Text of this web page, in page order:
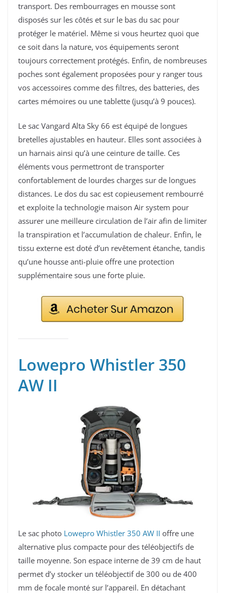
transport. Des rembourrages en mousse sont
disposés sur les côtés et sur le bas du sac pour
protéger le matériel. Même si vous heurtez quoi que
ce soit dans la nature, vos équipements seront
toujours correctement protégés. Enfin, de nombreuses
poches sont également proposées pour y ranger tous
vos accessoires comme des filtres, des batteries, des
cartes mémoires ou une tablette (jusqu’à 9 pouces).
Le sac Vangard Alta Sky 66 est équipé de longues
bretelles ajustables en hauteur. Elles sont associées à
un harnais ainsi qu’à une ceinture de taille. Ces
éléments vous permettront de transporter
confortablement de lourdes charges sur de longues
distances. Le dos du sac est copieusement rembourré
et exploite la technologie maison Air system pour
assurer une meilleure circulation de l’air afin de limiter
la transpiration et l’accumulation de chaleur. Enfin, le
tissu externe est doté d’un revêtement étanche, tandis
qu’une housse anti-pluie offre une protection
supplémentaire sous une forte pluie.
Lowepro Whistler 350
AW II
Le sac photo Lowepro Whistler 350 AW II offre une
alternative plus compacte pour des téléobjectifs de
taille moyenne. Son espace interne de 39 cm de haut
permet d’y stocker un téléobjectif de 300 ou de 400
mm de focale monté sur l’appareil. En détachant